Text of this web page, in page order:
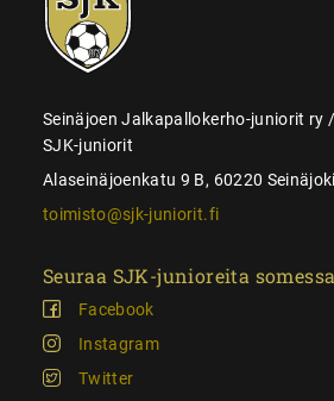
juniorit
Seinäjoen Jalkapallokerho-juniorit ry /
SJK-juniorit
Alaseinäjoenkatu 9 B, 60220 Seinäjoki
toimisto@sjk-juniorit.fi
Seuraa SJK-junioreita somessa
Facebook
Instagram
Twitter